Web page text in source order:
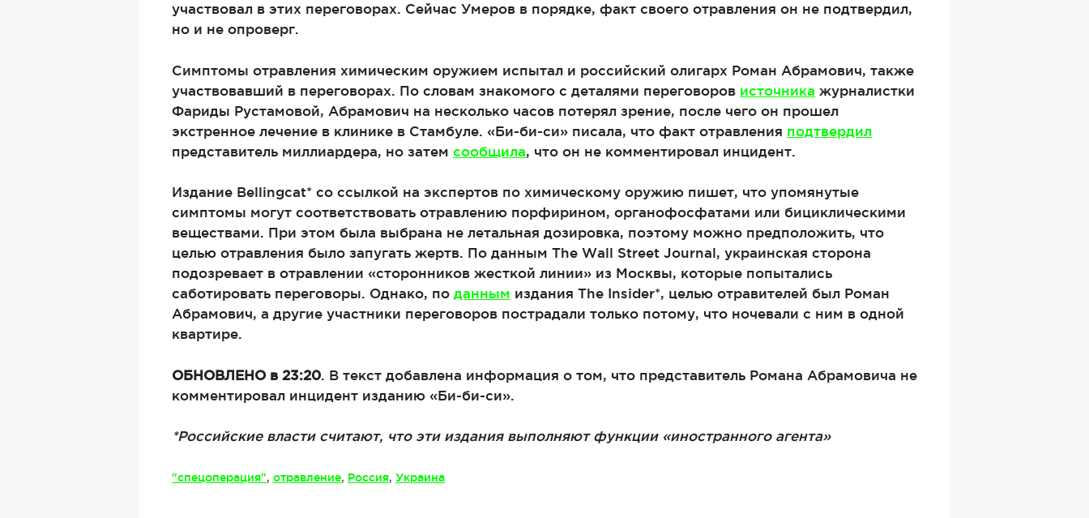
участвовал в этих переговорах. Сейчас Умеров в порядке, факт своего отравления он не подтвердил,
но и не опроверг.
Симптомы отравления химическим оружием испытал и российский олигарх Роман Абрамович, также
участвовавший в переговорах. По словам знакомого с деталями переговоров источника журналистки
Фариды Рустамовой, Абрамович на несколько часов потерял зрение, после чего он прошел
экстренное лечение в клинике в Стамбуле. «Би-би-си» писала, что факт отравления подтвердил
представитель миллиардера, но затем сообщила, что он не комментировал инцидент.
Издание Bellingcat* со ссылкой на экспертов по химическому оружию пишет, что упомянутые
симптомы могут соответствовать отравлению порфирином, органофосфатами или бициклическими
веществами. При этом была выбрана не летальная дозировка, поэтому можно предположить, что
целью отравления было запугать жертв. По данным The Wall Street Journal, украинская сторона
подозревает в отравлении «сторонников жесткой линии» из Москвы, которые попытались
саботировать переговоры. Однако, по данным издания The Insider*, целью отравителей был Роман
Абрамович, а другие участники переговоров пострадали только потому, что ночевали с ним в одной
квартире.
ОБНОВЛЕНО в 23:20 . В текст добавлена информация о том, что представитель Романа Абрамовича не
комментировал инцидент изданию «Би-би-си».
*Российские власти считают, что эти издания выполняют функции «иностранного агента»
Метки
"спецоперация", отравление, Россия, Украина